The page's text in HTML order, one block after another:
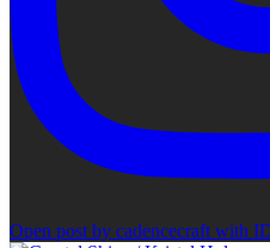
Open post by cadencecraft with